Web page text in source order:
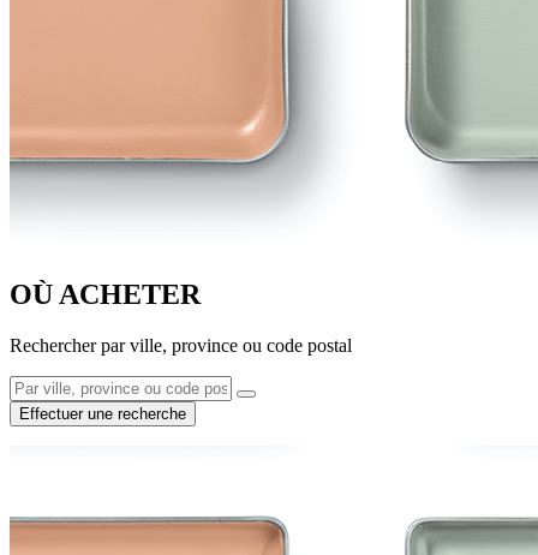
OÙ ACHETER
Rechercher par ville, province ou code postal
Effectuer une recherche